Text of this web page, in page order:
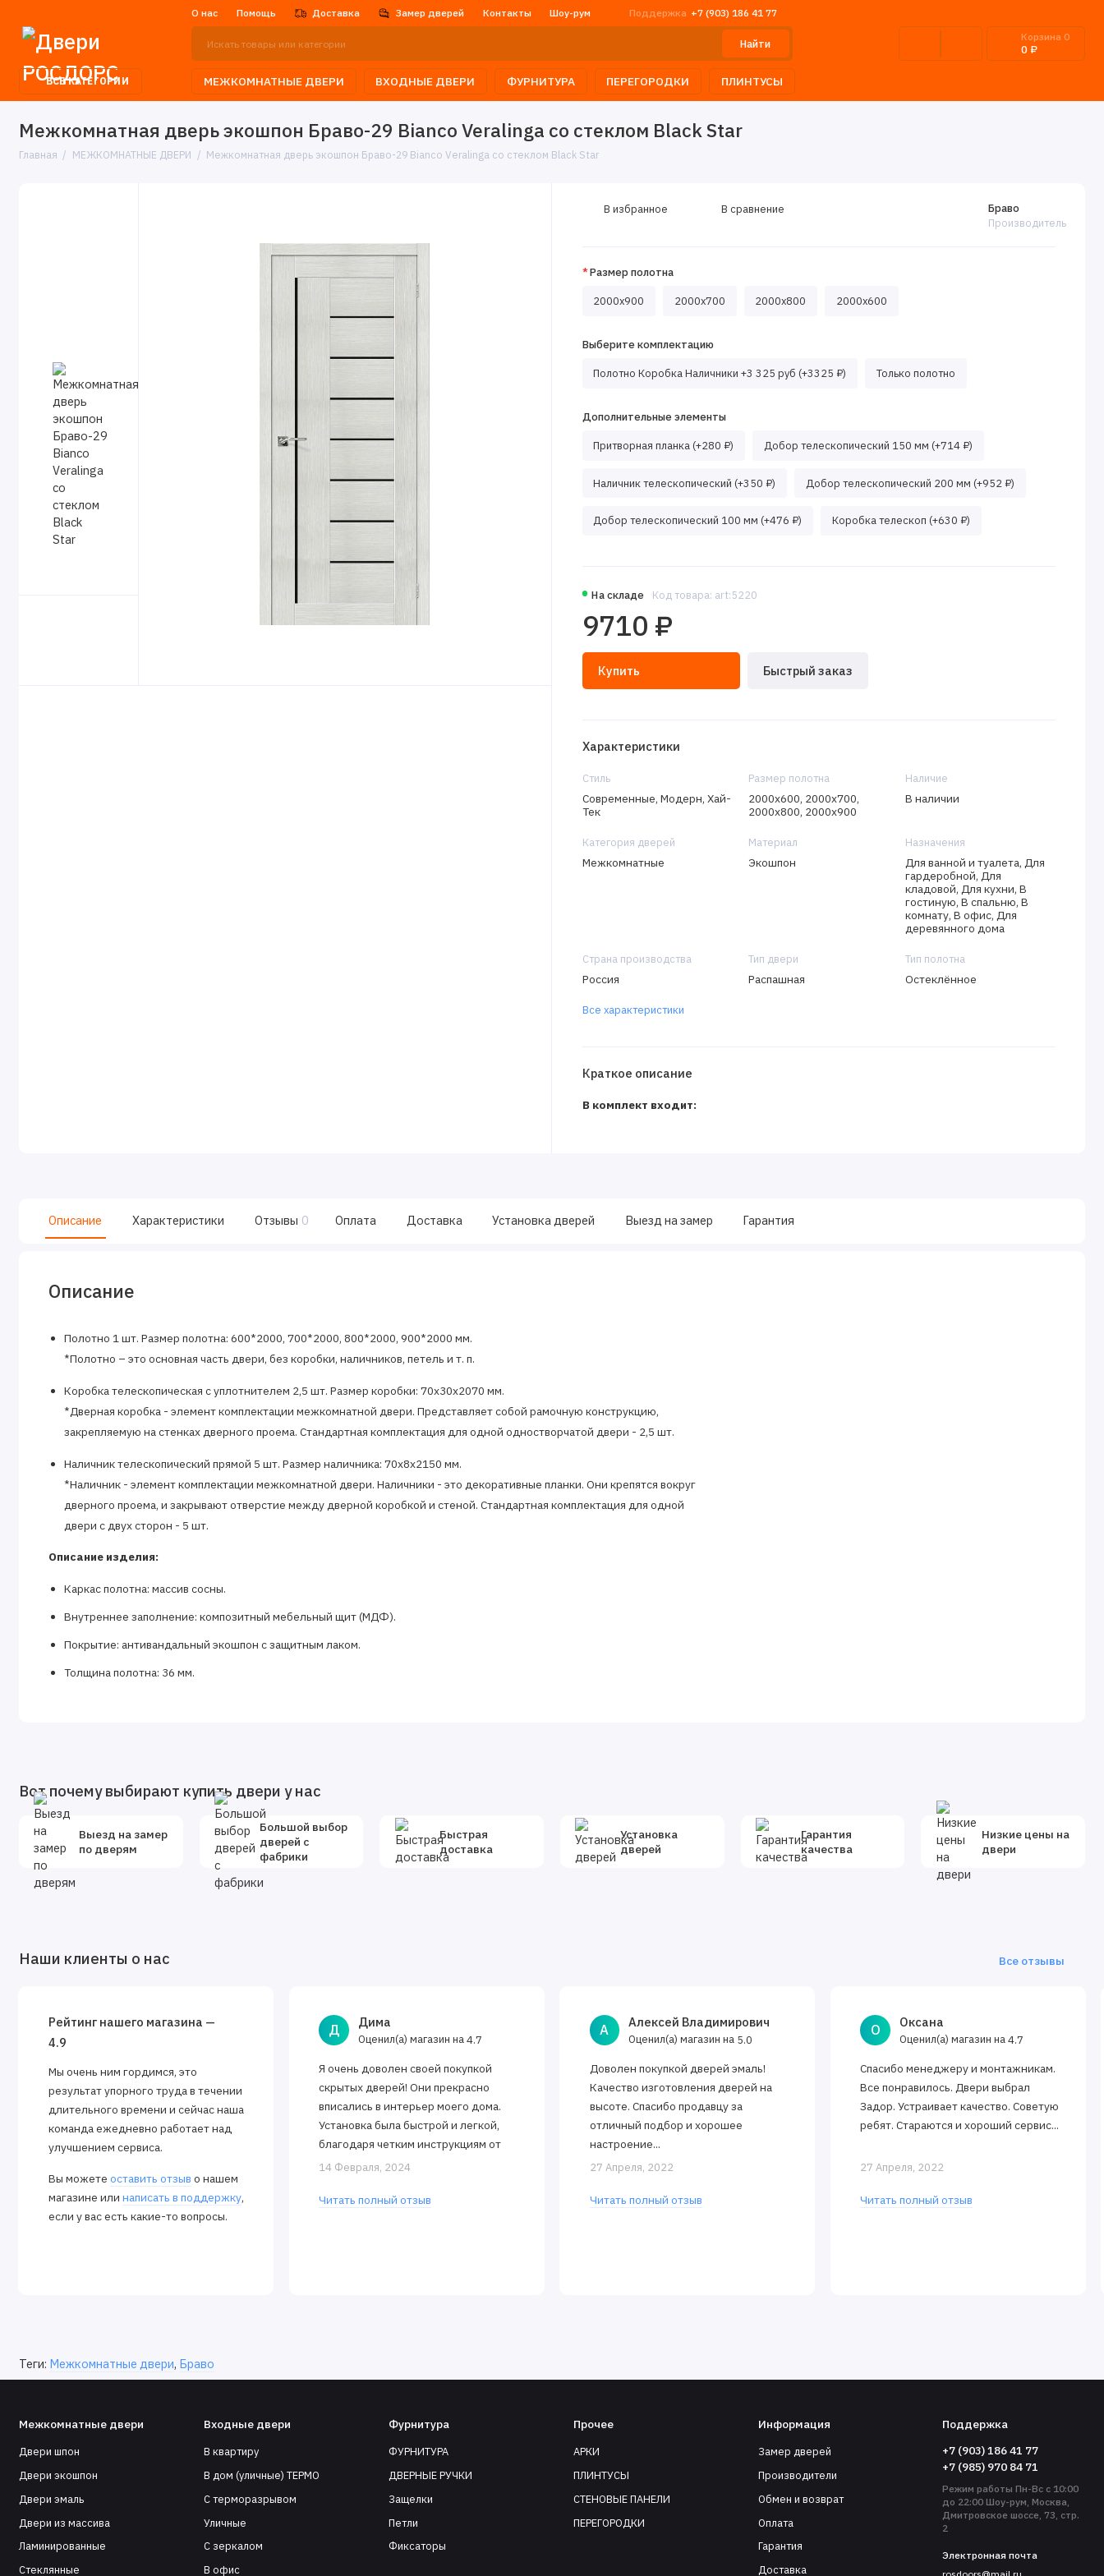
О нас Помощь Доставка Замер дверей Контакты Шоу-рум Поддержка +7 (903) 186 41 77
Найти
Корзина 0
0 ₽
ВСЕ КАТЕГОРИИ МЕЖКОМНАТНЫЕ ДВЕРИ ВХОДНЫЕ ДВЕРИ ФУРНИТУРА ПЕРЕГОРОДКИ ПЛИНТУСЫ
Межкомнатная дверь экошпон Браво-29 Bianco Veralinga со стеклом Black Star
Главная МЕЖКОМНАТНЫЕ ДВЕРИ Межкомнатная дверь экошпон Браво-29 Bianco Veralinga со стеклом Black Star
На складе Код товара: art:5220
Браво
Производитель
9710 ₽
Купить Быстрый заказ
В избранное В сравнение
Размер полотна
2000x900 2000x700 2000х800 2000x600
Выберите комплектацию
Полотно Коробка Наличники +3 325 руб (+3325 ₽) Только полотно
Дополнительные элементы
Притворная планка (+280 ₽) Добор телескопический 150 мм (+714 ₽)
Наличник телескопический (+350 ₽) Добор телескопический 200 мм (+952 ₽)
Добор телескопический 100 мм (+476 ₽) Коробка телескоп (+630 ₽)
Характеристики
Стиль
Современные, Модерн, Хай-
Тек
Размер полотна
2000х600, 2000х700,
2000х800, 2000х900
Наличие
В наличии
Категория дверей
Межкомнатные
Материал
Экошпон
Назначения
Для ванной и туалета, Для
гардеробной, Для
кладовой, Для кухни, В
гостиную, В спальню, В
комнату, В офис, Для
деревянного дома
Страна производства
Россия
Тип двери
Распашная
Тип полотна
Остеклённое
Все характеристики
Краткое описание
В комплект входит:
Описание Характеристики Отзывы 0 Оплата Доставка Установка дверей Выезд на замер Гарантия
Описание
Полотно 1 шт. Размер полотна: 600*2000, 700*2000, 800*2000, 900*2000 мм.
*Полотно – это основная часть двери, без коробки, наличников, петель и т. п.
Коробка телескопическая с уплотнителем 2,5 шт. Размер коробки: 70x30x2070 мм.
*Дверная коробка - элемент комплектации межкомнатной двери. Представляет собой рамочную конструкцию,
закрепляемую на стенках дверного проема. Стандартная комплектация для одной одностворчатой двери - 2,5 шт.
Наличник телескопический прямой 5 шт. Размер наличника: 70x8x2150 мм.
*Наличник - элемент комплектации межкомнатной двери. Наличники - это декоративные планки. Они крепятся вокруг
дверного проема, и закрывают отверстие между дверной коробкой и стеной. Стандартная комплектация для одной
двери с двух сторон - 5 шт.
Описание изделия:
Каркас полотна: массив сосны.
Внутреннее заполнение: композитный мебельный щит (МДФ).
Покрытие: антивандальный экошпон с защитным лаком.
Толщина полотна: 36 мм.
*Добор- элемент комплектации межкомнатной двери, необходимый для обрамления дверного проема. Он
устанавливается в том случае, если толщина стены превышает ширину дверной коробки. Определить количество и
ширину добора можно с помощью замера.
Вот почему выбирают купить двери у нас
Выезд на замер
по дверям
Большой выбор
дверей с
фабрики
Быстрая
доставка
Установка
дверей
Гарантия
качества
Низкие цены на
двери
Наши клиенты о нас Все отзывы
Рейтинг нашего магазина —
4.9
Мы очень ним гордимся, это
результат упорного труда в течении
длительного времени и сейчас наша
команда ежедневно работает над
улучшением сервиса.
Вы можете оставить отзыв о нашем
магазине или написать в поддержку,
если у вас есть какие-то вопросы.
Д Дима
Оценил(а) магазин на4.7
Я очень доволен своей покупкой
скрытых дверей! Они прекрасно
вписались в интерьер моего дома.
Установка была быстрой и легкой,
благодаря четким инструкциям от
Алексея. Двери открываются и
14 Февраля, 2024
Читать полный отзыв
А Алексей Владимирович
Оценил(а) магазин на 5.0
Доволен покупкой дверей эмаль!
Качество изготовления дверей на
высоте. Спасибо продавцу за
отличный подбор и хорошее
настроение...
27 Апреля, 2022
Читать полный отзыв
О Оксана
Оценил(а) магазин на4.7
Спасибо менеджеру и монтажникам.
Все понравилось. Двери выбрал
Задор. Устраивает качество. Советую
ребят. Стараются и хороший сервис...
27 Апреля, 2022
Читать полный отзыв
Теги: Межкомнатные двери, Браво
Межкомнатные двери
Двери шпон
Двери экошпон
Двери эмаль
Двери из массива
Ламинированные
Стеклянные
Входные двери
В квартиру
В дом (уличные) ТЕРМО
С терморазрывом
Уличные
С зеркалом
В офис
Фурнитура
ФУРНИТУРА
ДВЕРНЫЕ РУЧКИ
Защелки
Петли
Фиксаторы
Прочее
АРКИ
ПЛИНТУСЫ
СТЕНОВЫЕ ПАНЕЛИ
ПЕРЕГОРОДКИ
Информация
Замер дверей
Производители
Обмен и возврат
Оплата
Гарантия
Доставка
Поддержка
+7 (903) 186 41 77
+7 (985) 970 84 71
Режим работы Пн-Вс с 10:00
до 22:00 Шоу-рум, Москва,
Дмитровское шоссе, 73, стр.
2
Электронная почта